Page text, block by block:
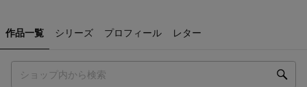
作品一覧 シリーズ プロフィール レター